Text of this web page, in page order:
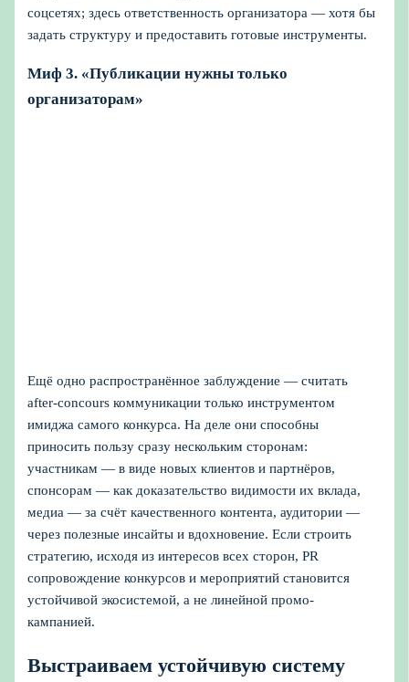
соцсетях; здесь ответственность организатора — хотя бы
задать структуру и предоставить готовые инструменты.
Миф 3. «Публикации нужны только
организаторам»
Ещё одно распространённое заблуждение — считать
after-concours коммуникации только инструментом
имиджа самого конкурса. На деле они способны
приносить пользу сразу нескольким сторонам:
участникам — в виде новых клиентов и партнёров,
спонсорам — как доказательство видимости их вклада,
медиа — за счёт качественного контента, аудитории —
через полезные инсайты и вдохновение. Если строить
стратегию, исходя из интересов всех сторон, PR
сопровождение конкурсов и мероприятий становится
устойчивой экосистемой, а не линейной промо-
кампанией.
Выстраиваем устойчивую систему